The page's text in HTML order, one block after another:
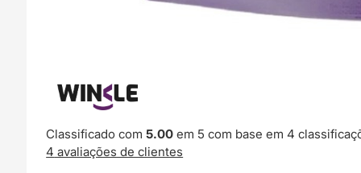
Classificado com5.00 em 5 com base em4
4 avaliações de clientes